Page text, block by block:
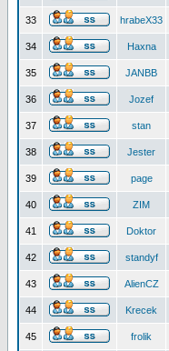
33 hrabeX33
34 Haxna
35 JANBB
36 Jozef
37 stan
38 Jester
39 page
40 ZIM
41 Doktor
42 standyf
43 AlienCZ
44 Krecek
45 frolik